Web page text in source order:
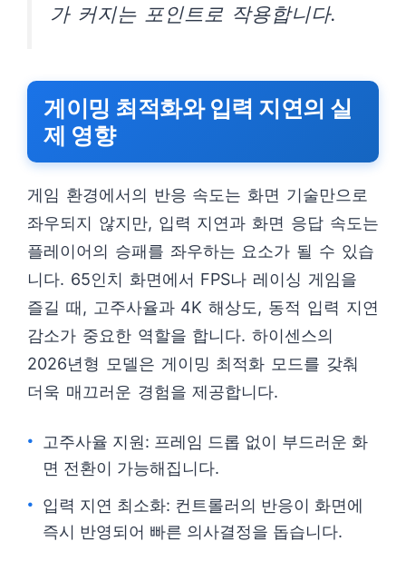
가 커지는 포인트로 작용합니다.
게이밍 최적화와 입력 지연의 실
제 영향
게임 환경에서의 반응 속도는 화면 기술만으로
좌우되지 않지만, 입력 지연과 화면 응답 속도는
플레이어의 승패를 좌우하는 요소가 될 수 있습
니다. 65인치 화면에서 FPS나 레이싱 게임을
즐길 때, 고주사율과 4K 해상도, 동적 입력 지연
감소가 중요한 역할을 합니다. 하이센스의
2026년형 모델은 게이밍 최적화 모드를 갖춰
더욱 매끄러운 경험을 제공합니다.
고주사율 지원: 프레임 드롭 없이 부드러운 화
면 전환이 가능해집니다.
입력 지연 최소화: 컨트롤러의 반응이 화면에
즉시 반영되어 빠른 의사결정을 돕습니다.